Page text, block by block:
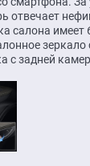
отвечает
салона имеет
с задней